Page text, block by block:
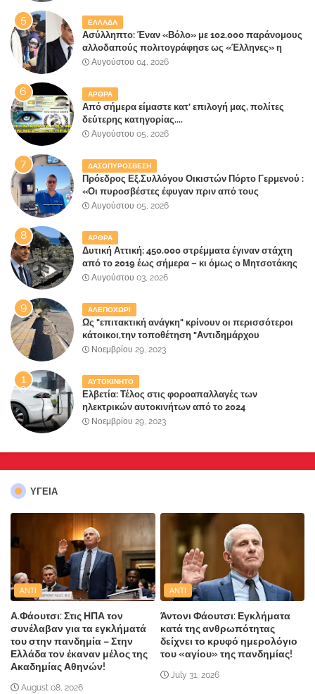
ΕΛΛΑΔΑ
Ασύλληπτο: Έναν «Βόλο» με 102.000 παράνομους
αλλοδαπούς πολιτογράφησε ως «Έλληνες» η
κυβέρνηση!
Αυγούστου 04, 2026
ΑΡΘΡΑ
Από σήμερα είμαστε κατ' επιλογή μας, πολίτες
δεύτερης κατηγορίας....
Αυγούστου 05, 2026
ΔΑΣΟΠΥΡΟΣΒΕΣΗ
Πρόεδρος Εξ.Συλλόγου Οικιστών Πόρτο Γερμενού :
«Οι πυροσβέστες έφυγαν πριν από τους
κατοίκους»
Αυγούστου 05, 2026
ΑΡΘΡΑ
Δυτική Αττική: 450.000 στρέμματα έγιναν στάχτη
από το 2019 έως σήμερα – κι όμως ο Μητσοτάκης
έλαβε 40% και 45% στις εκλογές του 2023,ενώ 50%
Αυγούστου 03, 2026
ΑΛΕΠΟΧΩΡΙ
Ως "επιτακτική ανάγκη" κρίνουν οι περισσότεροι
κάτοικοι,την τοποθέτηση "Αντιδημάρχου
Παραλιακής Ζώνης" στο Δήμο Μάνδρας-Ειδυλλίας!
Νοεμβρίου 29, 2023
ΑΥΤΟΚΙΝΗΤΟ
Ελβετία: Τέλος στις φοροαπαλλαγές των
ηλεκτρικών αυτοκινήτων από το 2024
Νοεμβρίου 29, 2023
ΥΓΕΙΑ
ANTI
Α.Φάουτσι: Στις ΗΠΑ τον
συνέλαβαν για τα εγκλήματά
του στην πανδημία – Στην
Ελλάδα τον έκαναν μέλος της
Ακαδημίας Αθηνών!
August 08, 2026
ANTI
Άντονι Φάουτσι: Εγκλήματα
κατά της ανθρωπότητας
δείχνει το κρυφό ημερολόγιο
του «αγίου» της πανδημίας!
July 31, 2026